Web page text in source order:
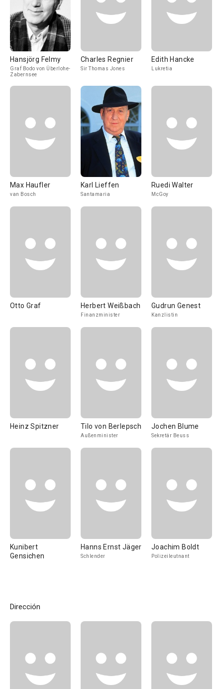
Hansjörg Felmy
Graf Bodo von Überlohe-
Zabernsee
Charles Regnier
Sir Thomas Jones
Edith Hancke
Lukretia
Max Haufler
van Bosch
Karl Lieffen
Santamaria
Ruedi Walter
McGoy
Otto Graf Herbert Weißbach
Finanzminister
Gudrun Genest
Kanzlistin
Heinz Spitzner Tilo von Berlepsch
Außenminister
Jochen Blume
Sekretär Beuss
Kunibert
Gensichen
Hanns Ernst Jäger
Schlender
Joachim Boldt
Polizeileutnant
Dirección